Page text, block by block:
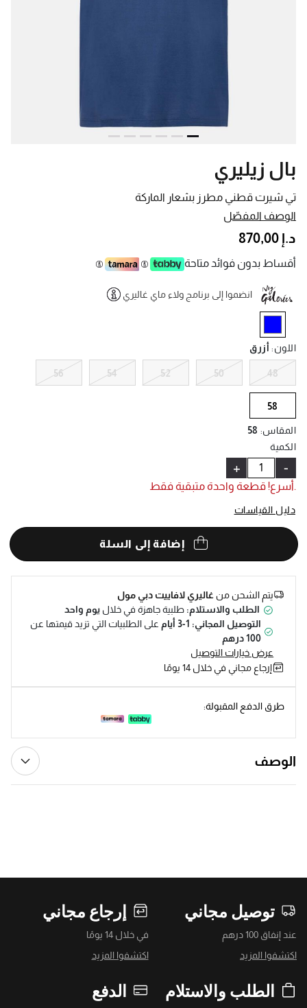
تي شيرت قطني مطرز بشعار الماركة
بال زيليري
الوصف المفصّل
د.إ 870,00
أقساط بدون فوائد متاحة
انضموا إلى برنامج ولاء ماي غاليري
selectedاللون: أزرق
48
50
52
54
56
58
المقاس:
58
الكمية
-
+
.أسرع! قطعة واحدة متبقية فقط
دليل القياسات
إضافة إلى السلة
يتم الشحن منغاليري لافاييت دبي مول
الطلب والاستلام: طلبية جاهزة في خلال يوم واحد
التوصيل المجاني: 1-3 أيام
على الطلبيات التي تزيد قيمتها عن
100 درهم
عرض خيارات التوصيل
إرجاع مجاني في خلال 14 يومًا
طرق الدفع المقبولة:
الوصف
توصيل مجاني
عند إنفاق 100 درهم
اكتشفوا المزيد
إرجاع مجاني
في خلال 14 يومًا
اكتشفوا المزيد
الطلب والاستلام الدفع